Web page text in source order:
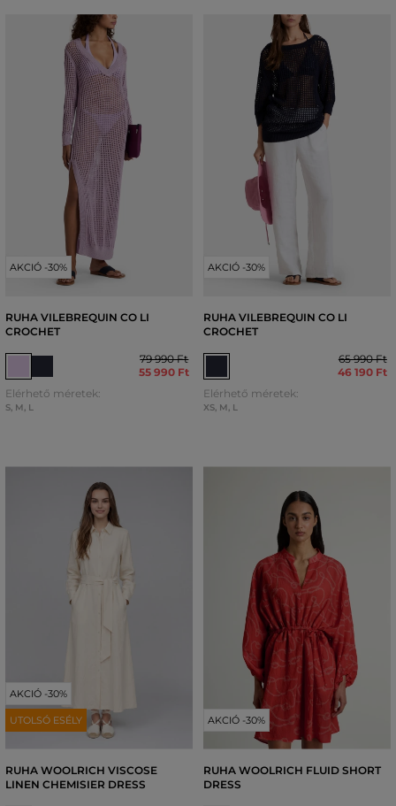
AKCIÓ -30%
RUHA VILEBREQUIN CO LI
CROCHET
79 990 Ft
55 990 Ft
Elérhető méretek:
S, M, L
AKCIÓ -30%
RUHA VILEBREQUIN CO LI
CROCHET
65 990 Ft
46 190 Ft
Elérhető méretek:
XS, M, L
AKCIÓ -30%
UTOLSÓ ESÉLY
RUHA WOOLRICH VISCOSE
LINEN CHEMISIER DRESS
AKCIÓ -30%
RUHA WOOLRICH FLUID SHORT
DRESS